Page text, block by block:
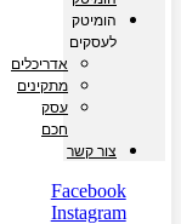
הומיטק
לעסקים
אדריכלים
מתקינים
עסק
חכם
צור קשר
Facebook
Instagram